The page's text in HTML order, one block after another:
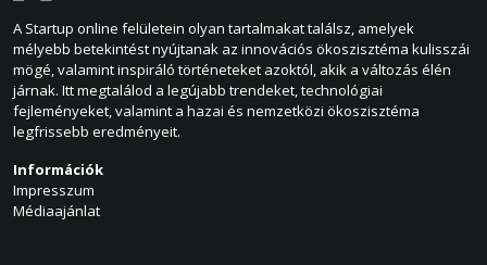
A Startup online felületein olyan tartalmakat találsz, amelyek
mélyebb betekintést nyújtanak az innovációs ökoszisztéma kulisszái
mögé, valamint inspiráló történeteket azoktól, akik a változás élén
járnak. Itt megtalálod a legújabb trendeket, technológiai
fejleményeket, valamint a hazai és nemzetközi ökoszisztéma
legfrissebb eredményeit.
Információk
Impresszum
Médiaajánlat